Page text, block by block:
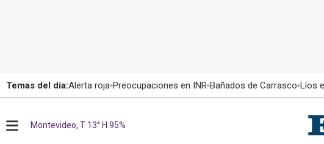
Temas del día:Alerta roja Preocupaciones en INR Bañados de Carrasco Líos
Montevideo, T 13° H 95%